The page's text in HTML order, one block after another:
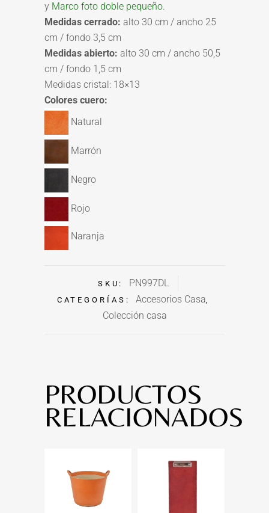
y Marco foto doble pequeño.
Medidas cerrado: alto 30 cm / ancho 25
cm / fondo 3,5 cm
Medidas abierto: alto 30 cm / ancho 50,5
cm / fondo 1,5 cm
Medidas cristal: 18×13
Colores cuero:
Natural
Marrón
Negro
Rojo
Naranja
SKU: PN997DL
CATEGORÍAS: Accesorios Casa,
Colección casa
PRODUCTOS
RELACIONADOS